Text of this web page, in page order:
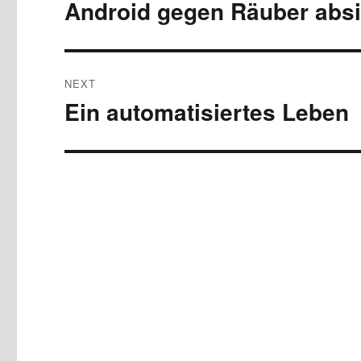
Previous
Android gegen Räuber
NEXT
Next
Ein automatisiertes Leben